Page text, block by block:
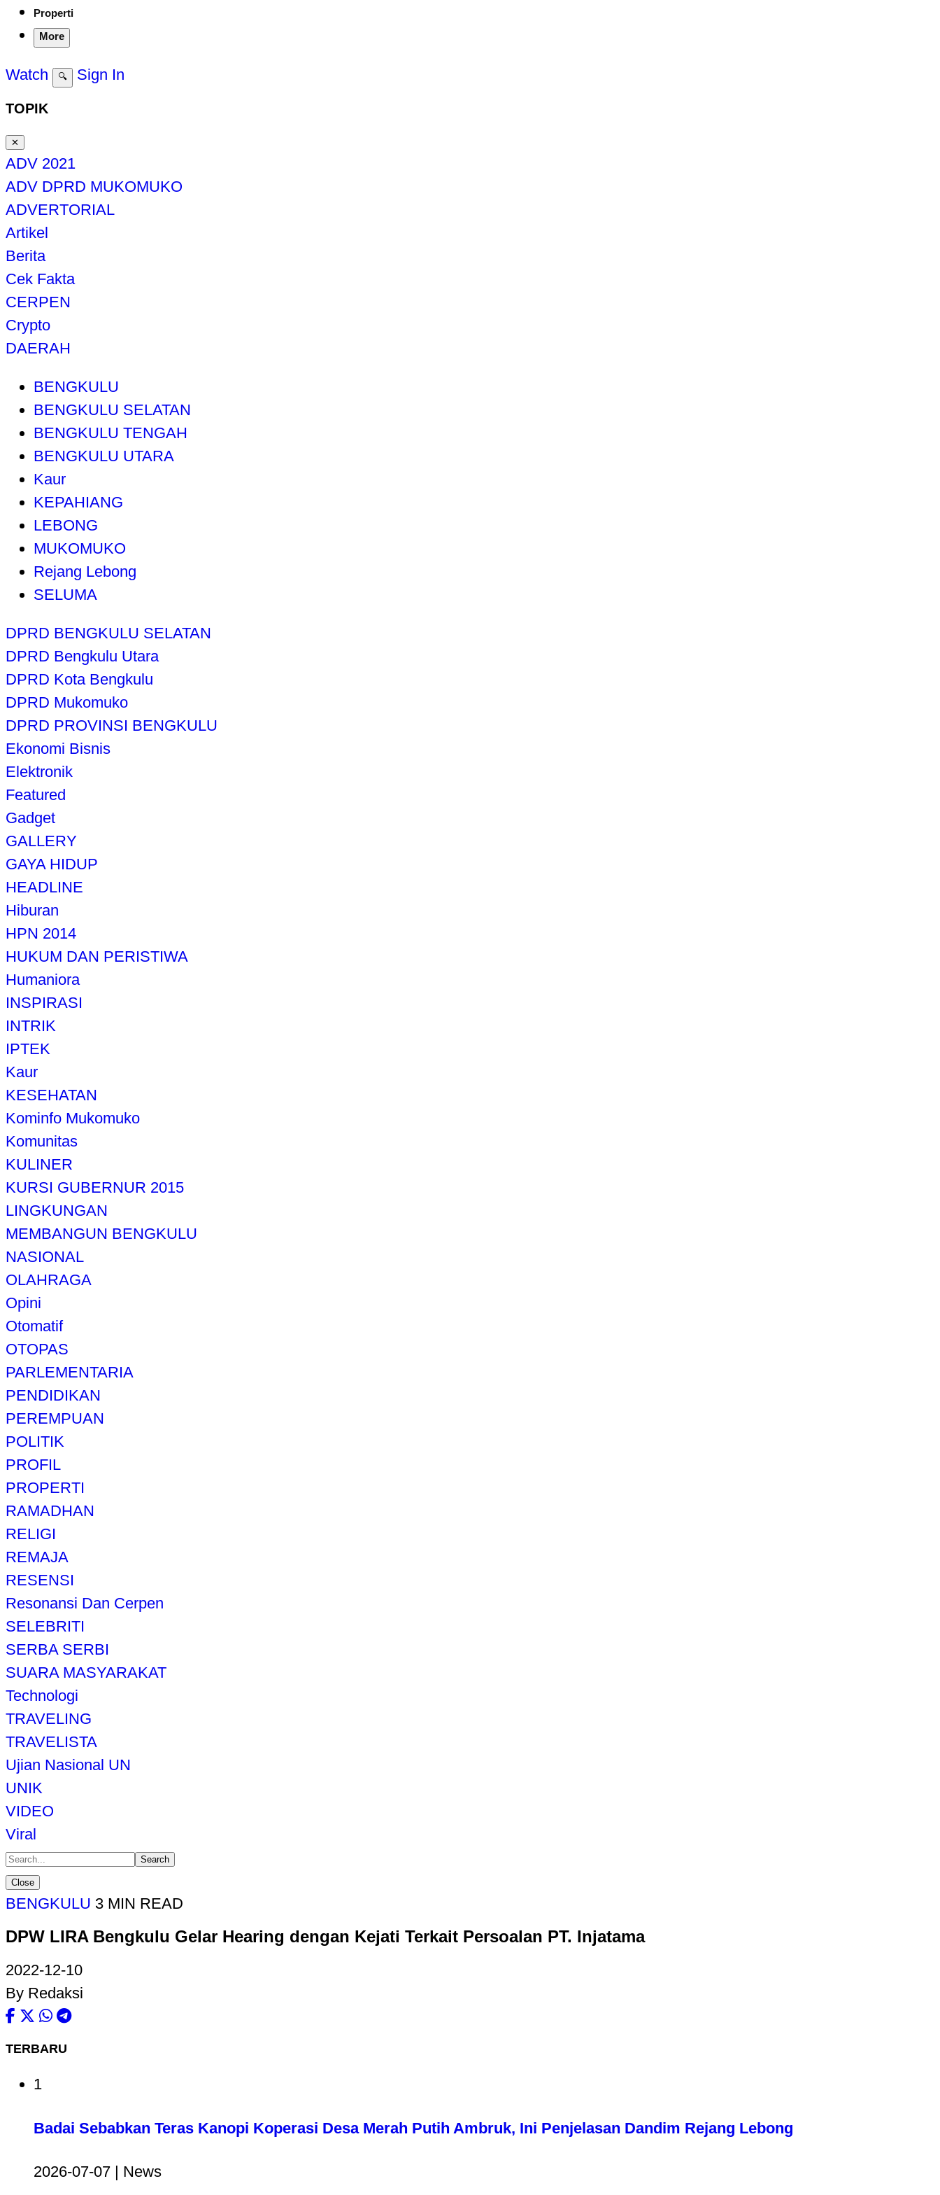
Properti
More
Watch 🔍 Sign In
TOPIK
✕
ADV 2021
ADV DPRD MUKOMUKO
ADVERTORIAL
Artikel
Berita
Cek Fakta
CERPEN
Crypto
DAERAH
BENGKULU
BENGKULU SELATAN
BENGKULU TENGAH
BENGKULU UTARA
Kaur
KEPAHIANG
LEBONG
MUKOMUKO
Rejang Lebong
SELUMA
DPRD BENGKULU SELATAN
DPRD Bengkulu Utara
DPRD Kota Bengkulu
DPRD Mukomuko
DPRD PROVINSI BENGKULU
Ekonomi Bisnis
Elektronik
Featured
Gadget
GALLERY
GAYA HIDUP
HEADLINE
Hiburan
HPN 2014
HUKUM DAN PERISTIWA
Humaniora
INSPIRASI
INTRIK
IPTEK
Kaur
KESEHATAN
Kominfo Mukomuko
Komunitas
KULINER
KURSI GUBERNUR 2015
LINGKUNGAN
MEMBANGUN BENGKULU
NASIONAL
OLAHRAGA
Opini
Otomatif
OTOPAS
PARLEMENTARIA
PENDIDIKAN
PEREMPUAN
POLITIK
PROFIL
PROPERTI
RAMADHAN
RELIGI
REMAJA
RESENSI
Resonansi Dan Cerpen
SELEBRITI
SERBA SERBI
SUARA MASYARAKAT
Technologi
TRAVELING
TRAVELISTA
Ujian Nasional UN
UNIK
VIDEO
Viral
Search
Close
BENGKULU 3 MIN READ
DPW LIRA Bengkulu Gelar Hearing dengan Kejati Terkait Persoalan PT. Injatama
2022-12-10
By Redaksi
TERBARU
1
Badai Sebabkan Teras Kanopi Koperasi Desa Merah Putih Ambruk, Ini Penjelasan Dandim Rejang Lebong
2026-07-07 | News